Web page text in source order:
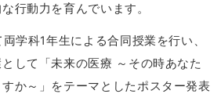
行動力を育んでいます。
学科1年生による合同授業を行い、
して「未来の医療 ～その時あなた
か～」をテーマとしたポスター発表